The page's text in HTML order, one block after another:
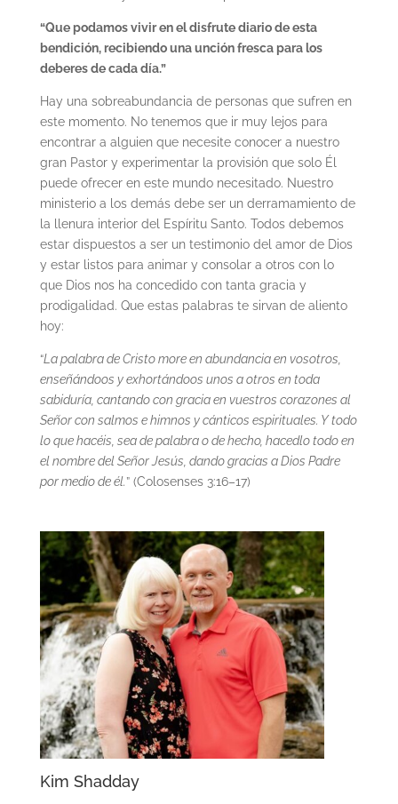
“Que podamos vivir en el disfrute diario de esta
bendición, recibiendo una unción fresca para los
deberes de cada día.”
Hay una sobreabundancia de personas que sufren en
este momento. No tenemos que ir muy lejos para
encontrar a alguien que necesite conocer a nuestro
gran Pastor y experimentar la provisión que solo Él
puede ofrecer en este mundo necesitado. Nuestro
ministerio a los demás debe ser un derramamiento de
la llenura interior del Espíritu Santo. Todos debemos
estar dispuestos a ser un testimonio del amor de Dios
y estar listos para animar y consolar a otros con lo
que Dios nos ha concedido con tanta gracia y
prodigalidad. Que estas palabras te sirvan de aliento
hoy:
“La palabra de Cristo more en abundancia en vosotros,
enseñándoos y exhortándoos unos a otros en toda
sabiduría, cantando con gracia en vuestros corazones al
Señor con salmos e himnos y cánticos espirituales. Y todo
lo que hacéis, sea de palabra o de hecho, hacedlo todo en
el nombre del Señor Jesús, dando gracias a Dios Padre
por medio de él.” (Colosenses 3:16–17)
Kim Shadday